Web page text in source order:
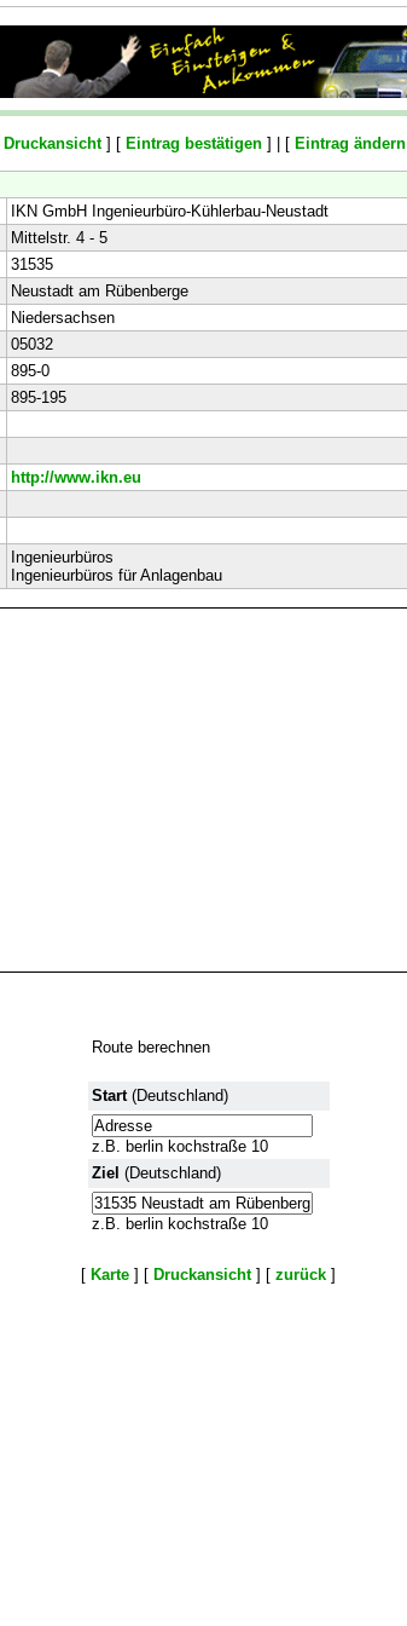
Druckansicht] [ Eintrag bestätigen ] | [ Eintrag ändern
IKN GmbH Ingenieurbüro-Kühlerbau-Neustadt
Mittelstr. 4 - 5
31535
Neustadt am Rübenberge
Niedersachsen
05032
895-0
895-195
http://www.ikn.eu
Ingenieurbüros
Ingenieurbüros für Anlagenbau
Route berechnen
Start(Deutschland)
z.B. berlin kochstraße 10
Ziel (Deutschland)
z.B. berlin kochstraße 10
[ Karte ] [ Druckansicht] [ zurück ]